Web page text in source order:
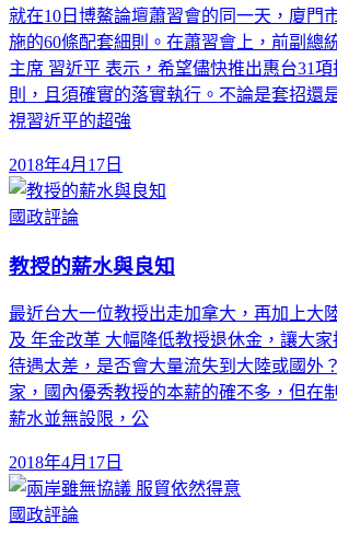
就在10日博鰲論壇蕭習會的同一天，廈門
施的60條配套細則。在蕭習會上，前副總
主席 習近平 表示，希望儘快推出惠台31
則，且須確實的落實執行。不論是套招還
視習近平的超強
2018年4月17日
國政評論
教授的薪水與良知
最近台大一位教授出走加拿大，再加上大
及 年金改革 大幅降低教授退休金，讓大
待遇太差，是否會大量流失到大陸或國外
家，國內優秀教授的本薪的確不多，但在
薪水並無設限，公
2018年4月17日
國政評論